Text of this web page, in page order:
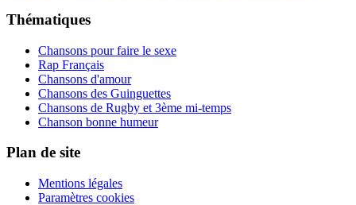
Thématiques
Chansons pour faire le sexe
Rap Français
Chansons d'amour
Chansons des Guinguettes
Chansons de Rugby et 3ème mi-temps
Chanson bonne humeur
Plan de site
Mentions légales
Paramètres cookies